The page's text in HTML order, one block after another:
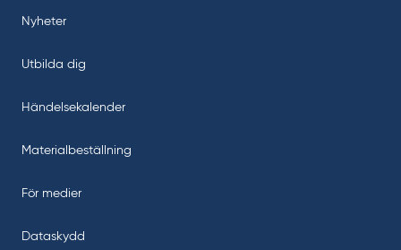
Nyheter
Utbilda dig
Händelsekalender
Materialbeställning
För medier
Dataskydd